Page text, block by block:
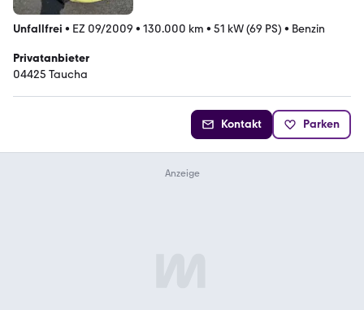
Unfallfrei • EZ 09/2009 • 130.000 km • 51 kW (69 PS) • Benzin
Privatanbieter
04425 Taucha
Kontakt Parken